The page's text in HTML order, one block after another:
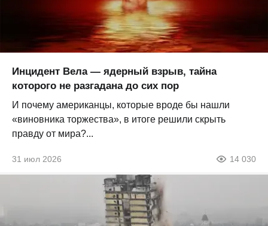
Инцидент Вела — ядерный взрыв, тайна
которого не разгадана до сих пор
И почему американцы, которые вроде бы нашли
«виновника торжества», в итоге решили скрыть
правду от мира?...
31 июл 2026 14 030